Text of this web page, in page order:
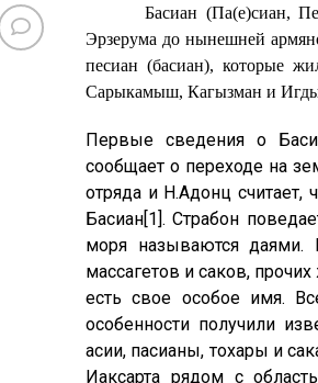
Басиан (Па(е)сиан,
Эрзерума до нынешней
песиан (басиан), которые
Сарыкамыш, Кагызман и
Первые сведения о
сообщает о переходе на
отряда и Н.Адонц считает,
Басиан[1]. Страбон
моря называются даями.
массагетов и саков,
есть свое особое имя.
особенности получили
асии, пасианы, тохары и
Иаксарта рядом с